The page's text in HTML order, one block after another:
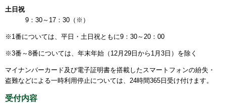
土日祝
9：30～17：30（※）
※1番については、平日・土日祝ともに9：30～20：00
※3番～8番については、年末年始（12月29日から1月3日）を除く
マイナンバーカード及び電子証明書を搭載したスマートフォンの紛失・
盗難などによる一時利用停止については、24時間365日受け付けます。
受付内容